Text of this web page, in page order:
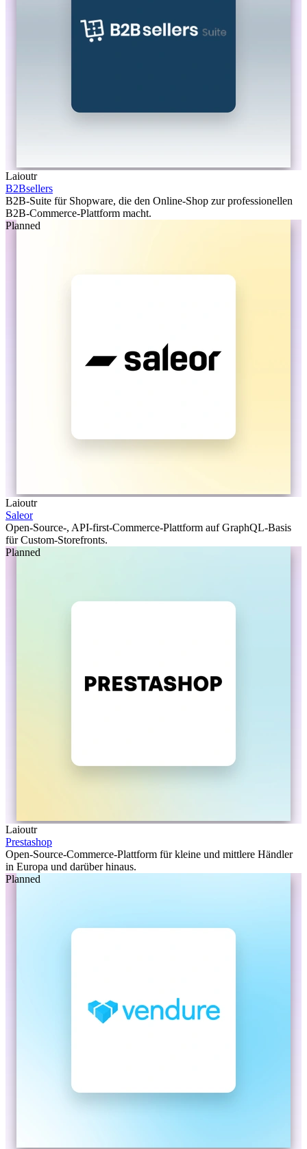
Laioutr
B2Bsellers
B2B-Suite für Shopware, die den Online-Shop zur professionellen
B2B-Commerce-Plattform macht.
Planned
Laioutr
Saleor
Open-Source-, API-first-Commerce-Plattform auf GraphQL-Basis
für Custom-Storefronts.
Planned
Laioutr
Prestashop
Open-Source-Commerce-Plattform für kleine und mittlere Händler
in Europa und darüber hinaus.
Planned